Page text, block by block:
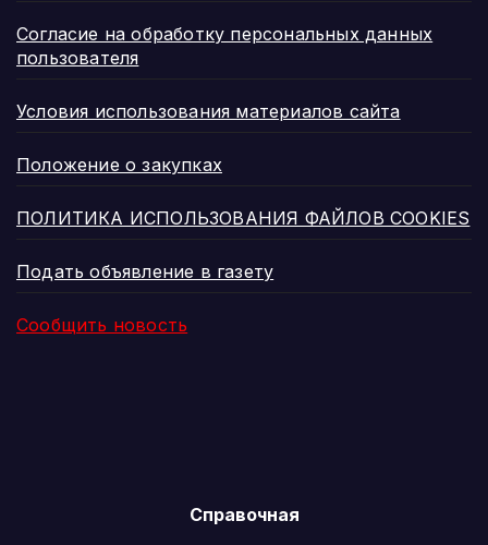
Согласие на обработку персональных данных
пользователя
Условия использования материалов сайта
Положение о закупках
ПОЛИТИКА ИСПОЛЬЗОВАНИЯ ФАЙЛОВ COOKIES
Подать объявление в газету
Сообщить новость
Справочная